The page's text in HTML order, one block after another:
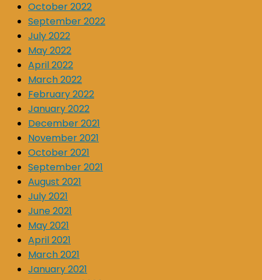
October 2022
September 2022
July 2022
May 2022
April 2022
March 2022
February 2022
January 2022
December 2021
November 2021
October 2021
September 2021
August 2021
July 2021
June 2021
May 2021
April 2021
March 2021
January 2021